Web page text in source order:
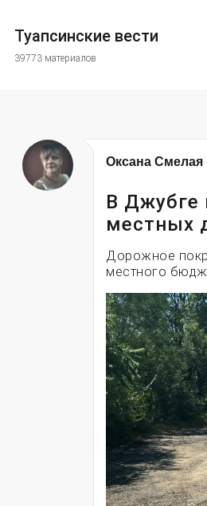
Туапсинские вести
39773 материалов
Оксана Смелая
В Джубге
местных
Дорожное
местного